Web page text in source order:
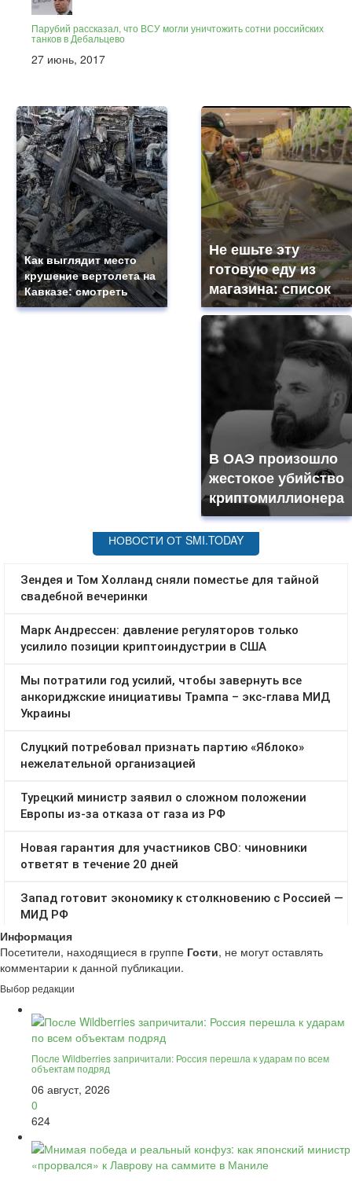
Парубий рассказал, что ВСУ могли уничтожить сотни российских
танков в Дебальцево
27 июнь, 2017
Как выглядит место
крушение вертолета на
Кавказе: смотреть
Не ешьте эту
готовую еду из
магазина: список
В ОАЭ произошло
жестокое убийство
криптомиллионера
Информация
Посетители, находящиеся в группе Гости, не могут оставлять
комментарии к данной публикации.
Выбор редакции
После Wildberries запричитали: Россия перешла к ударам по всем
объектам подряд
06 август, 2026
0
624